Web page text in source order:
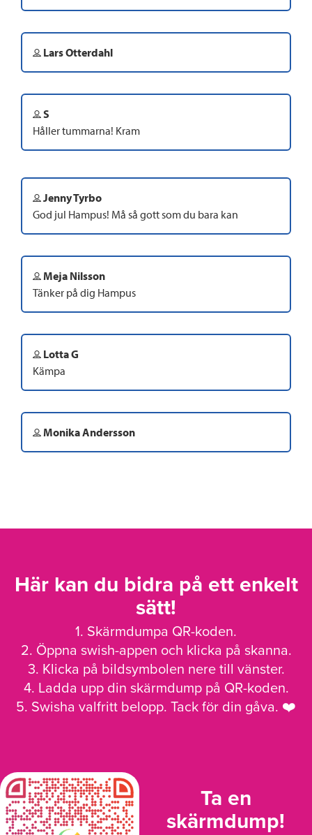
Lars Otterdahl
S
Håller tummarna! Kram
Jenny Tyrbo
God jul Hampus! Må så gott som du bara kan
Meja Nilsson
Tänker på dig Hampus
Lotta G
Kämpa
Monika Andersson
Här kan du bidra på ett enkelt
sätt!
1. Skärmdumpa QR-koden.
2. Öppna swish-appen och klicka på skanna.
3. Klicka på bildsymbolen nere till vänster.
4. Ladda upp din skärmdump på QR-koden.
5. Swisha valfritt belopp. Tack för din gåva. ❤️
Ta en
skärmdump!